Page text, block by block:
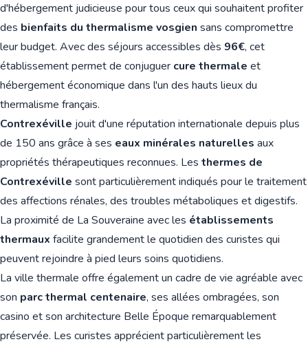
d'hébergement judicieuse pour tous ceux qui souhaitent profiter
des bienfaits du thermalisme vosgien sans compromettre
leur budget. Avec des séjours accessibles dès 96€, cet
établissement permet de conjuguer cure thermale et
hébergement économique dans l'un des hauts lieux du
thermalisme français.
Contrexéville jouit d'une réputation internationale depuis plus
de 150 ans grâce à ses eaux minérales naturelles aux
propriétés thérapeutiques reconnues. Les thermes de
Contrexéville sont particulièrement indiqués pour le traitement
des affections rénales, des troubles métaboliques et digestifs.
La proximité de La Souveraine avec les établissements
thermaux facilite grandement le quotidien des curistes qui
peuvent rejoindre à pied leurs soins quotidiens.
La ville thermale offre également un cadre de vie agréable avec
son parc thermal centenaire, ses allées ombragées, son
casino et son architecture Belle Époque remarquablement
préservée. Les curistes apprécient particulièrement les